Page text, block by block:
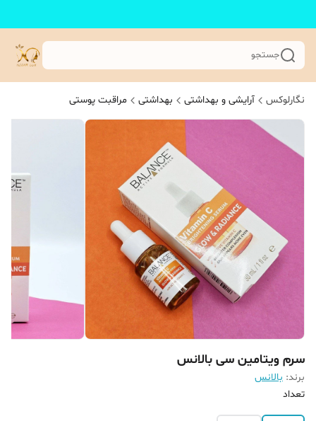
جستجو
نگارلوکس آرایشی و بهداشتی بهداشتی مراقبت پوستی
سرم ویتامین سی بالانس
برند: بالانس
تعداد